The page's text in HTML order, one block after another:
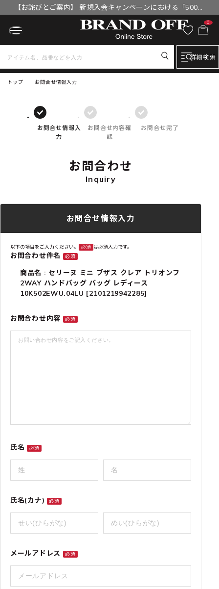
【お詫びとご案内】 新規入会キャンペーンにおける「500円
OFFクーポン」付与漏れと補填について
0
詳細検索
トップ お問合せ情報入力
お問合せ情報入
力
お問合せ内容確
認
お問合せ完了
お問合わせ
Inquiry
お問合せ情報入力
以下の項目をご入力ください。 必須 は必須入力です。
お問合わせ件名 必須
商品名 : セリーヌ ミニ ブザス クレア トリオンフ
2WAY ハンドバッグ バッグ レディース
10K502EWU.04LU [2101219942285]
お問合わせ内容 必須
氏名 必須
氏名(カナ) 必須
メールアドレス 必須